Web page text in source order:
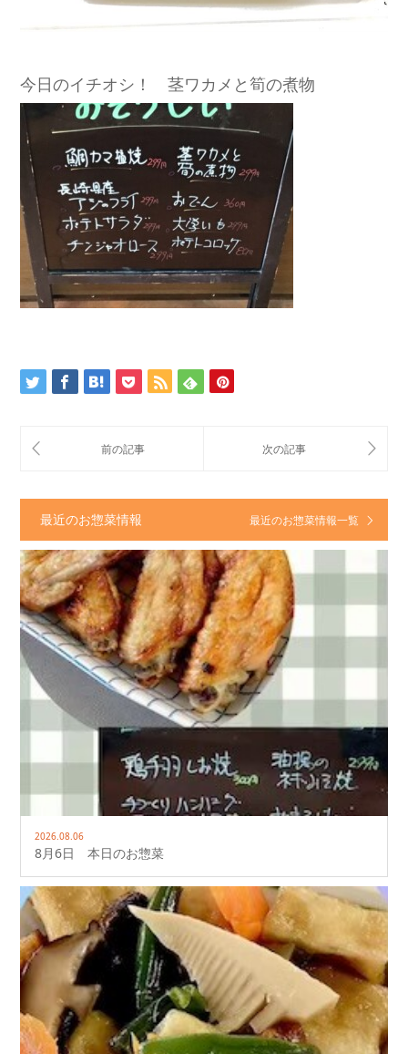
今日のイチオシ！ 茎ワカメと筍の煮物
最近のお惣菜情報 最近のお惣菜情報一覧
2026.08.06
8月6日 本日のお惣菜